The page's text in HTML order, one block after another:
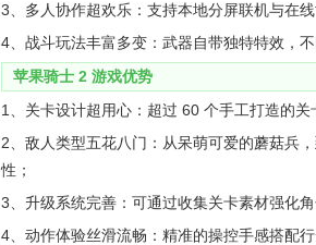
3、多人协作超欢乐：支持本地分屏联机与在
4、战斗玩法丰富多变：武器自带独特特效，
苹果骑士 2 游戏优势
1、关卡设计超用心：超过 60 个手工打造的
2、敌人类型五花八门：从呆萌可爱的蘑菇兵
性；
3、升级系统完善：可通过收集关卡素材强化
4、动作体验丝滑流畅：精准的操控手感搭配